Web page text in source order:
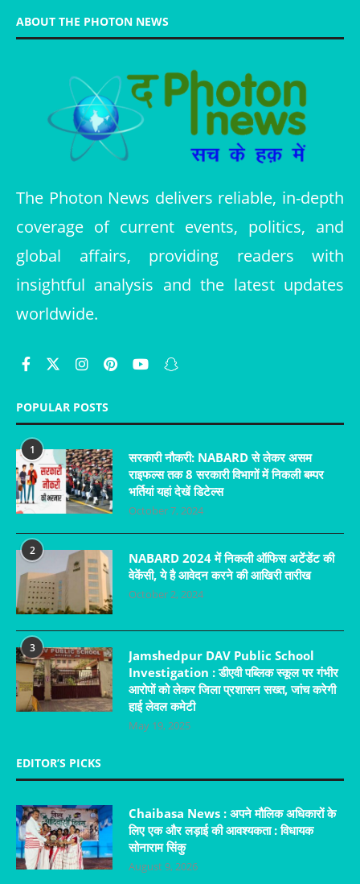
ABOUT THE PHOTON NEWS
The Photon News delivers reliable, in-depth
coverage of current events, politics, and
global affairs, providing readers with
insightful analysis and the latest updates
worldwide.
POPULAR POSTS
1
सरकारी नौकरी: NABARD से लेकर असम
राइफल्स तक 8 सरकारी विभागों में निकली बम्पर
भर्तियां यहां देखें डिटेल्स
October 7, 2024
2
NABARD 2024 में निकली ऑफिस अटेंडेंट की
वेकेंसी, ये है आवेदन करने की आखिरी तारीख
October 2, 2024
3
Jamshedpur DAV Public School
Investigation : डीएवी पब्लिक स्कूल पर गंभीर
आरोपों को लेकर जिला प्रशासन सख्त, जांच करेगी
हाई लेवल कमेटी
May 19, 2025
EDITOR’S PICKS
Chaibasa News : अपने मौलिक अधिकारों के
लिए एक और लड़ाई की आवश्यकता : विधायक
सोनाराम सिंकु
August 9, 2026